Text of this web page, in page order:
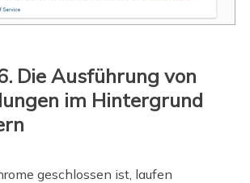
Die Ausführung von
im Hintergrund
geschlossen ist, laufen